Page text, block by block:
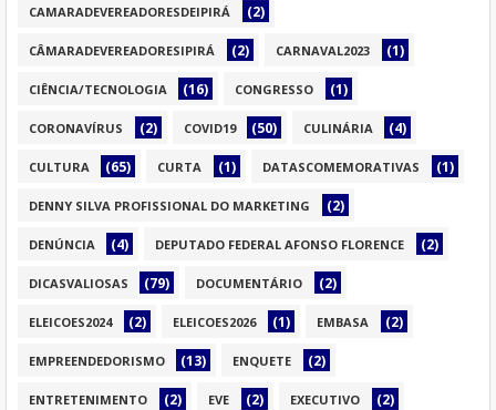
CAMARADEVEREADORESDEIPIRÁ (2)
CÂMARADEVEREADORESIPIRÁ (2) CARNAVAL2023 (1)
CIÊNCIA/TECNOLOGIA (16) CONGRESSO (1)
CORONAVÍRUS (2) COVID19 (50) CULINÁRIA (4)
CULTURA (65) CURTA (1) DATASCOMEMORATIVAS (1)
DENNY SILVA PROFISSIONAL DO MARKETING (2)
DENÚNCIA (4) DEPUTADO FEDERAL AFONSO FLORENCE (2)
DICASVALIOSAS (79) DOCUMENTÁRIO (2)
ELEICOES2024 (2) ELEICOES2026 (1) EMBASA (2)
EMPREENDEDORISMO (13) ENQUETE (2)
ENTRETENIMENTO (2) EVE (2) EXECUTIVO (2)